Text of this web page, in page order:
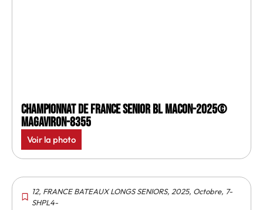
Championnat de France senior BL Macon-2025©
MagAviron-8355
Voir la photo
12, FRANCE BATEAUX LONGS SENIORS, 2025, Octobre, 7-
SHPL4-